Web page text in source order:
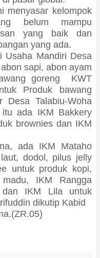
menyasar kelompok
belum mampu
yang baik dan
yang ada.
Usaha Mandiri Desa
sapi, abon ayam
goreng KWT
Produk bawang
Desa Talabiu-Woha
ada IKM Bakkery
brownies dan IKM
ada IKM Mataho
dodol, pilus jelly
untuk produk kopi,
IKM Rangga
IKM Lila untuk
dikutip Kabid